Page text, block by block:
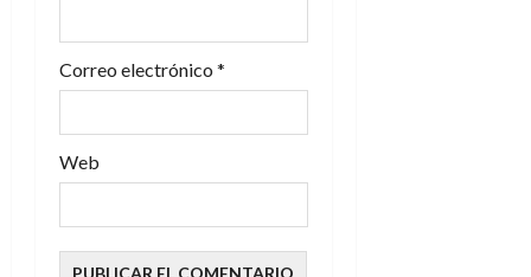
s
Correo electrónico *
Web